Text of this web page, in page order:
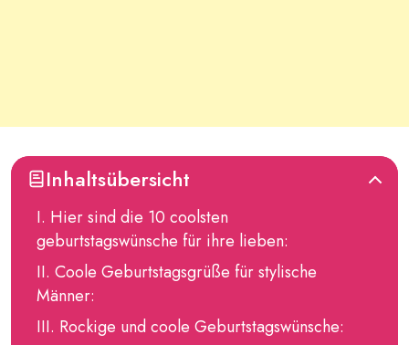
Inhaltsübersicht
Hier sind die 10 coolsten
geburtstagswünsche für ihre lieben:
Coole Geburtstagsgrüße für stylische
Männer:
Rockige und coole Geburtstagswünsche: